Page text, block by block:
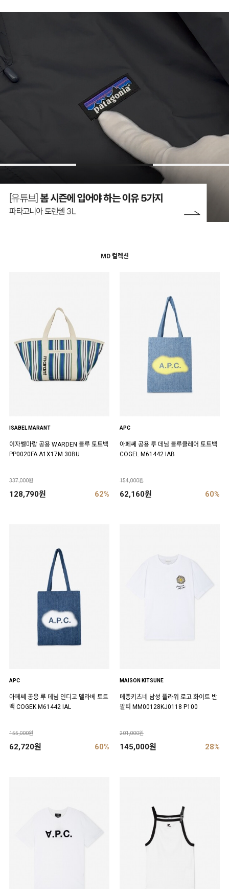
MD 컬렉션
ISABEL MARANT
이자벨마랑 공용 WARDEN 블루 토트백
PP0020FA A1X17M 30BU
337,000원
128,790원 62%
APC
아페쎄 공용 루 데님 블루클레어 토트백
COGEL M61442 IAB
154,000원
62,160원 60%
APC
아페쎄 공용 루 데님 인디고 델라베 토트
백 COGEK M61442 IAL
155,000원
62,720원 60%
MAISON KITSUNE
메종키츠네 남성 플라워 로고 화이트 반
팔티 MM00128KJ0118 P100
201,000원
145,000원 28%